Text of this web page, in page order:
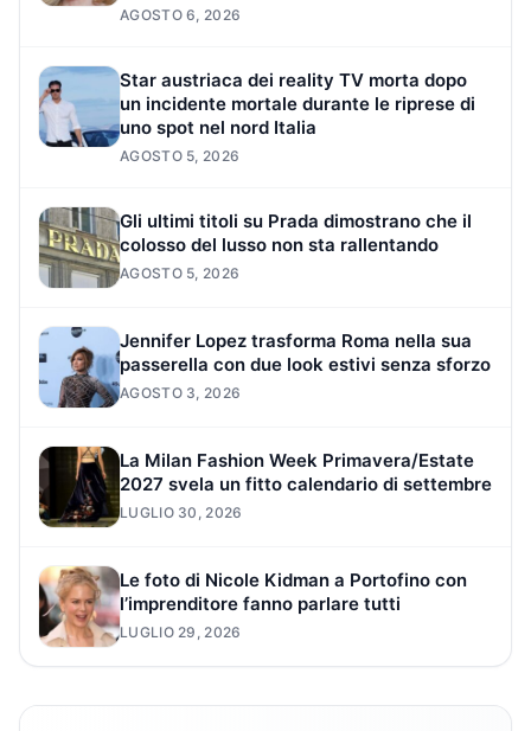
AGOSTO 6, 2026
Star austriaca dei reality TV morta dopo
un incidente mortale durante le riprese di
uno spot nel nord Italia
AGOSTO 5, 2026
Gli ultimi titoli su Prada dimostrano che il
colosso del lusso non sta rallentando
AGOSTO 5, 2026
Jennifer Lopez trasforma Roma nella sua
passerella con due look estivi senza sforzo
AGOSTO 3, 2026
La Milan Fashion Week Primavera/Estate
2027 svela un fitto calendario di settembre
LUGLIO 30, 2026
Le foto di Nicole Kidman a Portofino con
l’imprenditore fanno parlare tutti
LUGLIO 29, 2026